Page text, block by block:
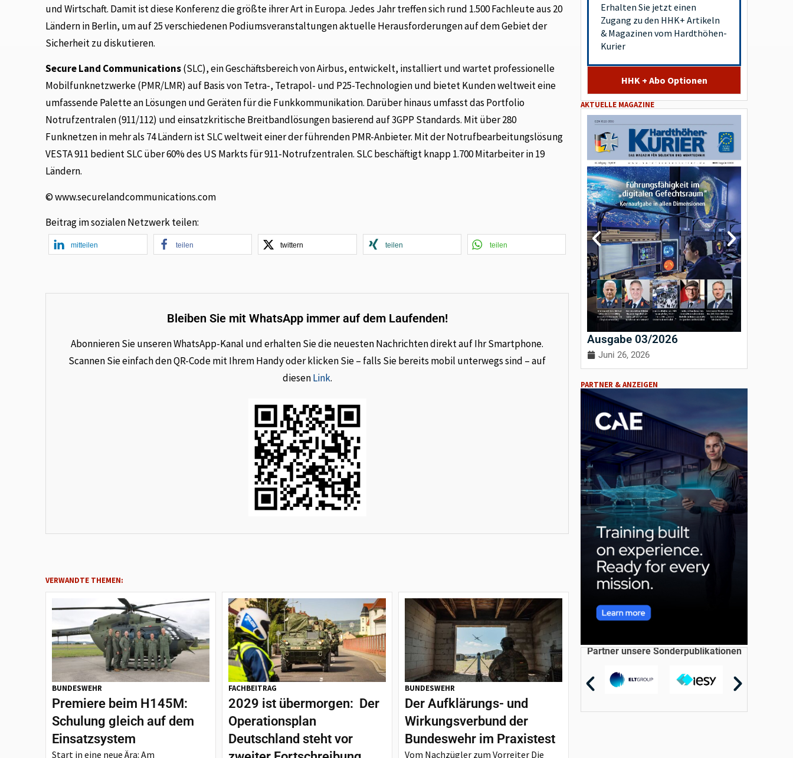
und Wirtschaft. Damit ist diese Konferenz die größte ihrer Art in Europa. Jedes Jahr treffen sich rund 1.500 Fachleute aus 20
Ländern in Berlin, um auf 25 verschiedenen Podiumsveranstaltungen aktuelle Herausforderungen auf dem Gebiet der
Sicherheit zu diskutieren.
Secure Land Communications(SLC), ein Geschäftsbereich von Airbus, entwickelt, installiert und wartet professionelle
Mobilfunknetzwerke (PMR/LMR) auf Basis von Tetra-, Tetrapol- und P25-Technologien und bietet Kunden weltweit eine
umfassende Palette an Lösungen und Geräten für die Funkkommunikation. Darüber hinaus umfasst das Portfolio
Notrufzentralen (911/112) und einsatzkritische Breitbandlösungen basierend auf 3GPP Standards. Mit über 280
Funknetzen in mehr als 74 Ländern ist SLC weltweit einer der führenden PMR-Anbieter. Mit der Notrufbearbeitungslösung
VESTA 911 bedient SLC über 60% des US Markts für 911-Notrufzentralen. SLC beschäftigt knapp 1.700 Mitarbeiter in 19
Ländern.
© www.securelandcommunications.com
Beitrag im sozialen Netzwerk teilen:
mitteilen teilen twittern teilen teilen
Bleiben Sie mit WhatsApp immer auf dem Laufenden!
Abonnieren Sie unseren WhatsApp-Kanal und erhalten Sie die neuesten Nachrichten direkt auf Ihr Smartphone.
Scannen Sie einfach den QR-Code mit Ihrem Handy oder klicken Sie – falls Sie bereits mobil unterwegs sind – auf
diesenLink.
VERWANDTE THEMEN:
BUNDESWEHR
Premiere beim H145M:
Schulung gleich auf dem
Einsatzsystem
Start in eine neue Ära: Am
FACHBEITRAG
2029 ist übermorgen: Der
Operationsplan
Deutschland steht vor
BUNDESWEHR
Der Aufklärungs- und
Wirkungsverbund der
Bundeswehr im Praxistest
Vom Nachzügler zum Vorreiter Die
Erhalten Sie jetzt einen
Zugang zu den HHK+ Artikeln
& Magazinen vom Hardthöhen-
Kurier
HHK + Abo Optionen
AKTUELLE MAGAZINE
Ausgabe 03/2026
Juni 26, 2026
PARTNER & ANZEIGEN
Partner unsere Sonderpublikationen